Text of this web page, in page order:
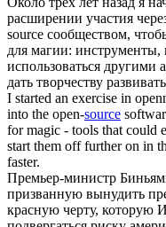
расширении участия
source сообществом,
для магии: инструменты,
использоваться другими
дать творчеству
I started an exercise in
into the open-source
for magic - tools that could
start them off further on in
faster.
Премьер-министр
призванную вынудить
красную черту, которую